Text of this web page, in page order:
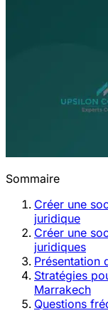
Sommaire
Créer une
juridique
Créer une
juridiques
Présentation
Stratégies
Marrakech
Questions